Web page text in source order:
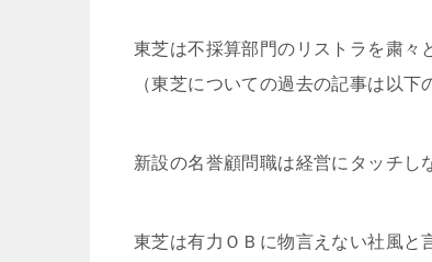
東芝は不採算部門のリストラを粛々
（東芝についての過去の記事は以下
新設の名誉顧問職は経営にタッチし
東芝は有力ＯＢに物言えない社風と